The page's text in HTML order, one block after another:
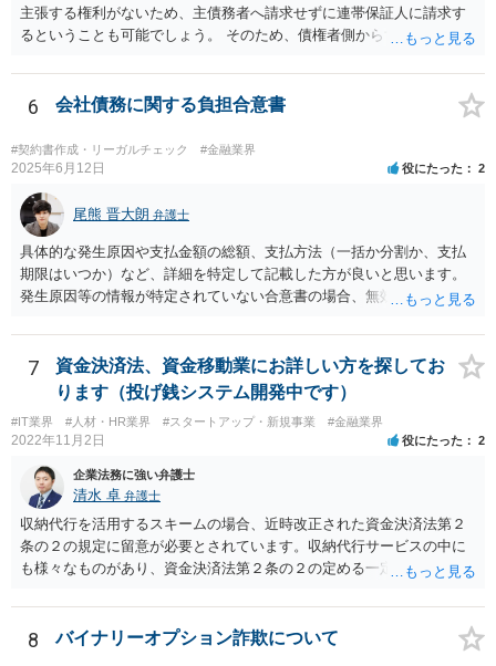
主張する権利がないため、主債務者へ請求せずに連帯保証人に請求す
るということも可能でしょう。 そのため、債権者側からすれば、会社
求しても良いものとなります。
6 会社債務に関する負担合意書
#契約書作成・リーガルチェック #金融業界
2025年6月12日 役にたった 2
尾熊 晋大朗 弁護士
具体的な発生原因や支払金額の総額、支払方法（一括か分割か、支払
期限はいつか）など、詳細を特定して記載した方が良いと思います。
発生原因等の情報が特定されていない合意書の場合、無効になるリス
項など、合意書に記載した方が良い文言もありますので、ご注意され
た方が良いです。 合意書など法的な書面は文言によって効果が変わり
得るので、弁護士にご事情を伝えて直接相談、合意書の作成を依頼す
ることをお勧めいたします。
7
資金決済法、資金移動業にお詳しい方を探してお
ります（投げ銭システム開発中です）
#IT業界 #人材・HR業界 #スタートアップ・新規事業 #金融業界
2022年11月2日 役にたった 2
企業法務に強い弁護士
清水 卓 弁護士
収納代行を活用するスキームの場合、近時改正された資金決済法第２
条の２の規定に留意が必要とされています。収納代行サービスの中に
も様々なものがあり、資金決済法第２条の２の定める一定の要件（内
ことが明らかにされました。 この資金決済法第２条の２の定める一
定の要件（内閣府令で定める要件も含む）については、該当条文を見
るだけではなかなか理解し難いところがあるかと思いますし、この掲
8 バイナリーオプション詐欺について